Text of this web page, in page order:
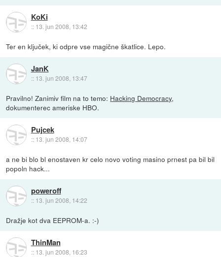
KoKi
:: 13. jun 2008, 13:42
Ter en ključek, ki odpre vse magične škatlice. Lepo.
JanK
:: 13. jun 2008, 13:47
Pravilno! Zanimiv film na to temo: Hacking Democracy,
dokumenterec ameriske HBO.
Pujcek
:: 13. jun 2008, 14:07
a ne bi blo bl enostaven kr celo novo voting masino prnest pa bil bil
popoln hack...
poweroff
:: 13. jun 2008, 14:22
Dražje kot dva EEPROM-a. :-)
ThinMan
:: 13. jun 2008, 16:23